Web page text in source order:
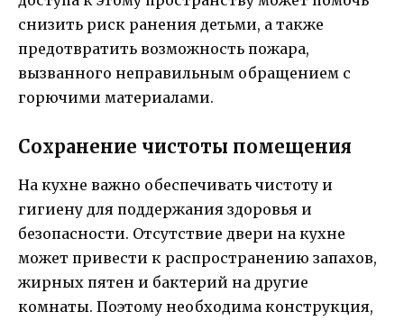
снизить риск ранения детьми, а также
предотвратить возможность пожара,
вызванного неправильным обращением с
горючими материалами.
Сохранение чистоты помещения
На кухне важно обеспечивать чистоту и
гигиену для поддержания здоровья и
безопасности. Отсутствие двери на кухне
может привести к распространению запахов,
жирных пятен и бактерий на другие
комнаты. Поэтому необходима конструкция,